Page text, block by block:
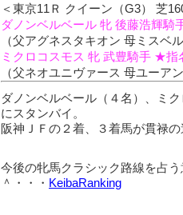
＜東京11Ｒ クイーン（G3） 芝
ダノンベルベール 牝 後藤浩輝騎
（父アグネスタキオン 母ミスベ
ミクロコスモス 牝 武豊騎手 ★指
（父ネオユニヴァース 母ユーア
ダノンベルベール（４名）、ミ
にスタンバイ。
阪神ＪＦの２着、３着馬が貫禄
今後の牝馬クラシック路線を占
＾・・・ KeibaRanking